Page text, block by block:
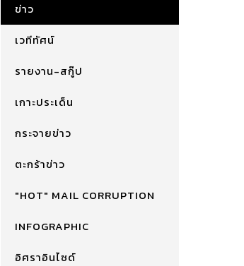
ข่าว
เวทีทัศน์
รายงาน-สกู๊ป
เกาะประเด็น
กระจายข่าว
ตะกร้าข่าว
"HOT" MAIL CORRUPTION
INFOGRAPHIC
อิศราอินไซด์